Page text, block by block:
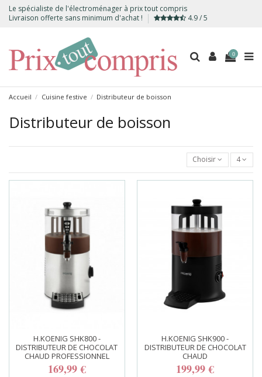
Le spécialiste de l'électroménager à prix tout compris
Livraison offerte sans minimum d'achat !
4.9 / 5
0
Accueil Cuisine festive Distributeur de boisson
Distributeur de boisson
Choisir 4
H.KOENIG SHK800 -
DISTRIBUTEUR DE CHOCOLAT
CHAUD PROFESSIONNEL
169,99 €
H.KOENIG SHK900 -
DISTRIBUTEUR DE CHOCOLAT
CHAUD
199,99 €